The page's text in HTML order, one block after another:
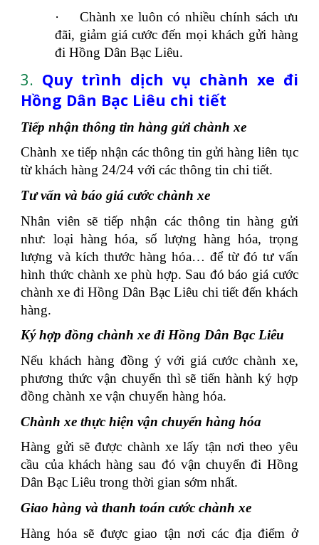
·
Chành xe luôn có nhiều chính sách ưu
đãi, giảm giá cước đến mọi khách gửi hàng
đi Hồng Dân Bạc Liêu.
3. Quy trình dịch vụ chành xe đi
Hồng Dân Bạc Liêu chi tiết
Tiếp nhận thông tin hàng gửi chành xe
Chành xe tiếp nhận các thông tin gửi hàng liên tục
từ khách hàng 24/24 với các thông tin chi tiết.
Tư vấn và báo giá cước chành xe
Nhân viên sẽ tiếp nhận các thông tin hàng gửi
như: loại hàng hóa, số lượng hàng hóa, trọng
lượng và kích thước hàng hóa… để từ đó tư vấn
hình thức chành xe phù hợp. Sau đó báo giá cước
chành xe đi Hồng Dân Bạc Liêu chi tiết đến khách
hàng.
Ký hợp đồng chành xe đi Hồng Dân Bạc Liêu
Nếu khách hàng đồng ý với giá cước chành xe,
phương thức vận chuyển thì sẽ tiến hành ký hợp
đồng chành xe vận chuyển hàng hóa.
Chành xe thực hiện vận chuyển hàng hóa
Hàng gửi sẽ được chành xe lấy tận nơi theo yêu
cầu của khách hàng sau đó vận chuyển đi Hồng
Dân Bạc Liêu trong thời gian sớm nhất.
Giao hàng và thanh toán cước chành xe
Hàng hóa sẽ được giao tận nơi các địa điểm ở